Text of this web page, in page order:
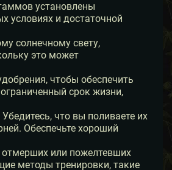
установлены
условиях и достаточной
солнечному свету,
это может
чтобы обеспечить
срок жизни,
что вы поливаете их
Обеспечьте хороший
отмерших или пожелтевших
методы тренировки, такие